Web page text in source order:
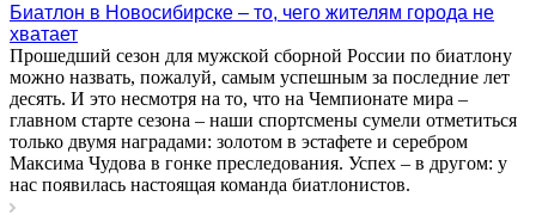
Биатлон в Новосибирске – то, чего жителям города не
хватает
Прошедший сезон для мужской сборной России по биатлону
можно назвать, пожалуй, самым успешным за последние лет
десять. И это несмотря на то, что на Чемпионате мира –
главном старте сезона – наши спортсмены сумели отметиться
только двумя наградами: золотом в эстафете и серебром
Максима Чудова в гонке преследования. Успех – в другом: у
нас появилась настоящая команда биатлонистов.